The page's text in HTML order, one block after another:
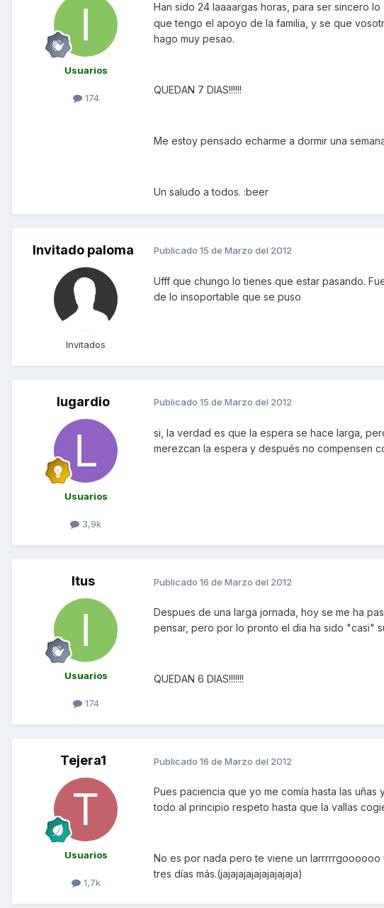
Usuarios
174
Han sido 24 laaaargas horas, para ser sincero lo
que tengo el apoyo de la familia, y se que
hago muy pesao.
QUEDAN 7 DIAS!!!!!!
Me estoy pensado echarme a dormir una
Un saludo a todos. :beer
Invitado paloma
Invitados
Publicado 15 de Marzo del 2012
Ufff que chungo lo tienes que estar pasando.
de lo insoportable que se puso
lugardio
Usuarios
3,9k
Publicado 15 de Marzo del 2012
si, la verdad es que la espera se hace larga,
merezcan la espera y después no compensen
Itus
Usuarios
174
Publicado 16 de Marzo del 2012
Despues de una larga jornada, hoy se me ha
pensar, pero por lo pronto el dia ha sido "casi"
QUEDAN 6 DIAS!!!!!!!
Tejera1
Usuarios
1,7k
Publicado 16 de Marzo del 2012
Pues paciencia que yo me comía hasta las
todo al principio respeto hasta que la vallas
No es por nada pero te viene un larrrrrgoooooo
tres días más.(jajajajajajajajajaja)